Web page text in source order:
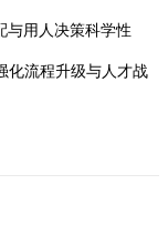
与用人决策科学性
化流程升级与人才战